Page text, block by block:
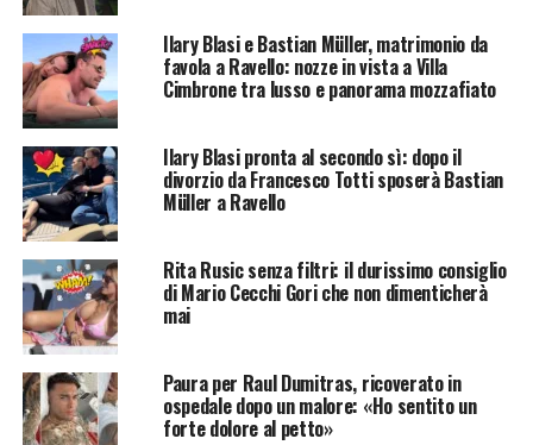
Ilary Blasi e Bastian Müller, matrimonio da
favola a Ravello: nozze in vista a Villa
Cimbrone tra lusso e panorama mozzafiato
Ilary Blasi pronta al secondo sì: dopo il
divorzio da Francesco Totti sposerà Bastian
Müller a Ravello
Rita Rusic senza filtri: il durissimo consiglio
di Mario Cecchi Gori che non dimenticherà
mai
Paura per Raul Dumitras, ricoverato in
ospedale dopo un malore: «Ho sentito un
forte dolore al petto»